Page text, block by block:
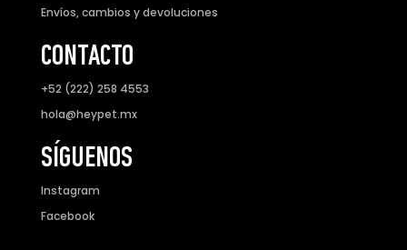
Envíos, cambios y devoluciones
CONTACTO
+52 (222) 258 4553
hola@heypet.mx
SÍGUENOS
Instagram
Facebook